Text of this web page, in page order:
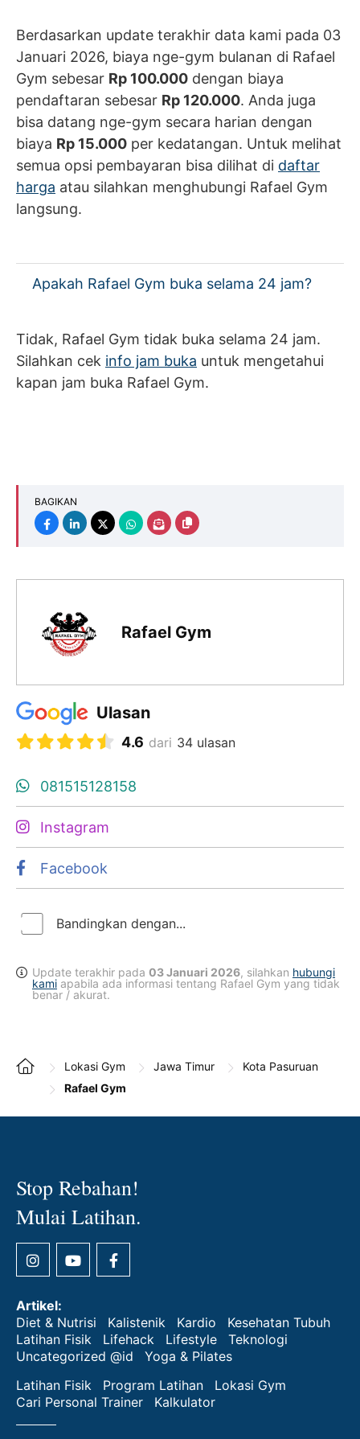
Berdasarkan update terakhir data kami pada 03
Januari 2026, biaya nge-gym bulanan di Rafael
Gym sebesar Rp 100.000 dengan biaya
pendaftaran sebesar Rp 120.000. Anda juga
bisa datang nge-gym secara harian dengan
biaya Rp 15.000 per kedatangan. Untuk melihat
semua opsi pembayaran bisa dilihat di daftar
harga atau silahkan menghubungi Rafael Gym
langsung.
Apakah Rafael Gym buka selama 24 jam?
Tidak, Rafael Gym tidak buka selama 24 jam.
Silahkan cek info jam buka untuk mengetahui
kapan jam buka Rafael Gym.
BAGIKAN
Rafael Gym
Ulasan
4.6 dari 34 ulasan
081515128158
Instagram
Facebook
Bandingkan dengan...
Update terakhir pada 03 Januari 2026, silahkan hubungi
kami apabila ada informasi tentang Rafael Gym yang tidak
benar / akurat.
Lokasi Gym Jawa Timur
Kota Pasuruan
Rafael Gym
Stop Rebahan!
Mulai Latihan.
Artikel:
Diet & Nutrisi
Kalistenik Kardio
Kesehatan Tubuh
Latihan Fisik
Lifehack Lifestyle
Teknologi
Uncategorized @id
Yoga & Pilates
Latihan Fisik
Program Latihan
Lokasi Gym
Cari Personal Trainer
Kalkulator